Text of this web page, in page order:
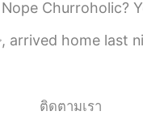
ャロッド
Yes! 😍 Strawberry 🍓 cheesecake ice cream
night, this are my last pictures of my trip on
ติดตามเรา